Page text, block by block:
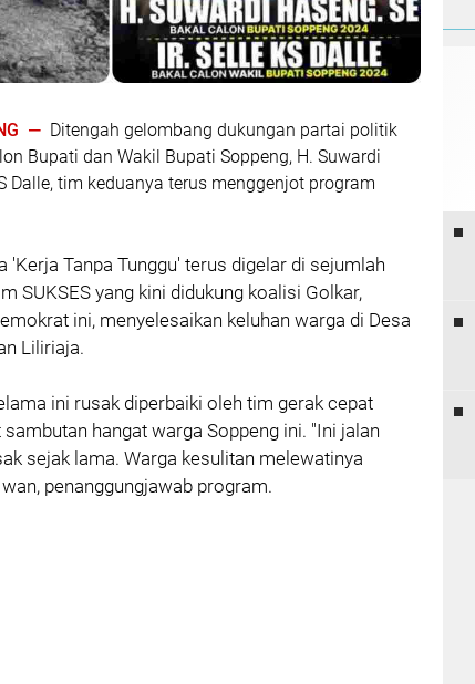
— Ditengah gelombang dukungan partai politik
Bupati dan Wakil Bupati Soppeng, H. Suwardi
Dalle, tim keduanya terus menggenjot program
'Kerja Tanpa Tunggu' terus digelar di sejumlah
SUKSES yang kini didukung koalisi Golkar,
ini, menyelesaikan keluhan warga di Desa
Liliriaja.
ini rusak diperbaiki oleh tim gerak cepat
hangat warga Soppeng ini. "Ini jalan
sejak lama. Warga kesulitan melewatinya
penanggungjawab program.